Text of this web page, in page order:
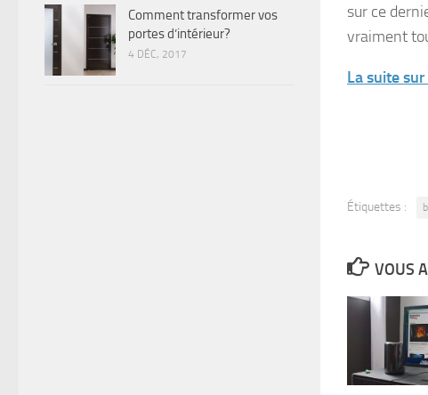
sur ce
vraiment
La suite
Étiquettes :
VOUS
Comment transformer vos
portes d’intérieur?
4 DÉC, 2017